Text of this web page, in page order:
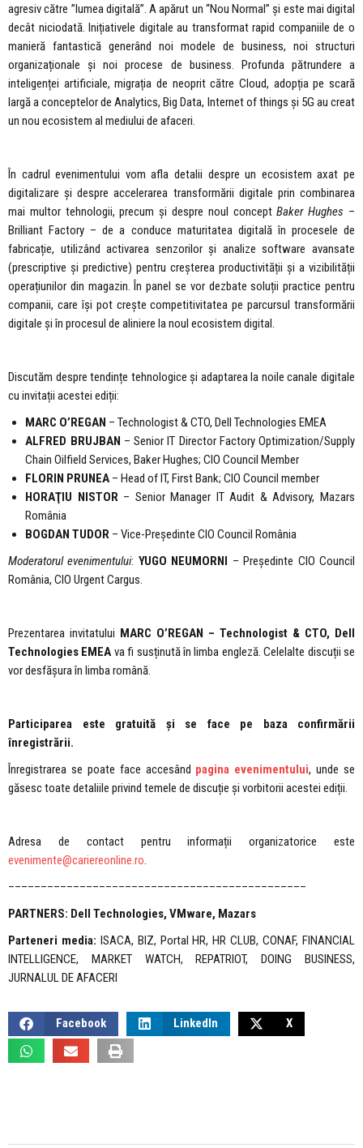
agresiv către ”lumea digitală”. A apărut un “Nou Normal” și este mai digital
decât niciodată. Inițiativele digitale au transformat rapid companiile de o
manieră fantastică generând noi modele de business, noi structuri
organizaționale și noi procese de business. Profunda pătrundere a
inteligenței artificiale, migrația de neoprit către Cloud, adopția pe scară
largă a conceptelor de Analytics, Big Data, Internet of things și 5G au creat
un nou ecosistem al mediului de afaceri.
În cadrul evenimentului vom afla detalii despre un ecosistem axat pe
digitalizare și despre accelerarea transformării digitale prin combinarea
mai multor tehnologii, precum și despre noul conceptBaker Hughes –
Brilliant Factory – de a conduce maturitatea digitală în procesele de
fabricație, utilizând activarea senzorilor și analize software avansate
(prescriptive și predictive) pentru creșterea productivității și a vizibilității
operațiunilor din magazin. În panel se vor dezbate soluții practice pentru
companii, care își pot crește competitivitatea pe parcursul transformării
digitale și în procesul de aliniere la noul ecosistem digital.
Discutăm despre tendințe tehnologice și adaptarea la noile canale digitale
cu invitații acestei ediții:
MARC O’REGAN – Technologist & CTO, Dell Technologies EMEA
ALFRED BRUJBAN – Senior IT Director Factory Optimization/Supply
Chain Oilfield Services, Baker Hughes; CIO Council Member
FLORIN PRUNEA – Head of IT, First Bank; CIO Council member
HORAŢIU NISTOR– Senior Manager IT Audit & Advisory, Mazars
România
BOGDAN TUDOR – Vice-Președinte CIO Council România
Moderatorul evenimentului: YUGO NEUMORNI – Președinte CIO Council
România, CIO Urgent Cargus.
Prezentarea invitatului MARC O’REGAN – Technologist & CTO, Dell
Technologies EMEA va fi susținută în limba engleză. Celelalte discuții se
vor desfășura în limba română.
Participarea este gratuită și se face pe baza confirmării
înregistrării.
Înregistrarea se poate face accesând pagina evenimentului, unde se
găsesc toate detaliile privind temele de discuție și vorbitorii acestei ediții.
Adresa de contact pentru informații organizatorice este
evenimente@cariereonline.ro.
––––––––––––––––––––––––––––––––––––––––––––––
PARTNERS: Dell Technologies, VMware, Mazars
Parteneri media: ISACA, BIZ, Portal HR, HR CLUB, CONAF, FINANCIAL
INTELLIGENCE, MARKET WATCH, REPATRIOT, DOING BUSINESS,
JURNALUL DE AFACERI
Facebook LinkedIn X